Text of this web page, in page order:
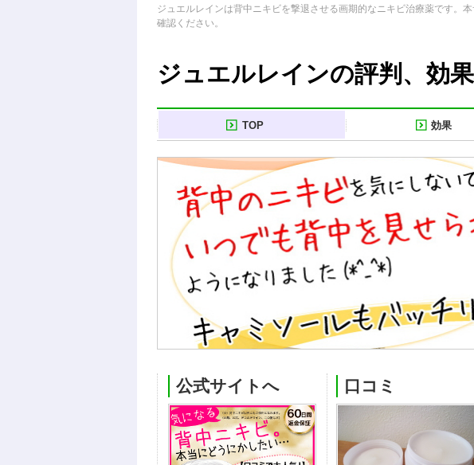
ジュエルレインは背中ニキビを撃退させる画期的なニキビ治療薬です。
確認ください。
ジュエルレインの評判、効
TOP 効果
公式サイトへ 口コミ